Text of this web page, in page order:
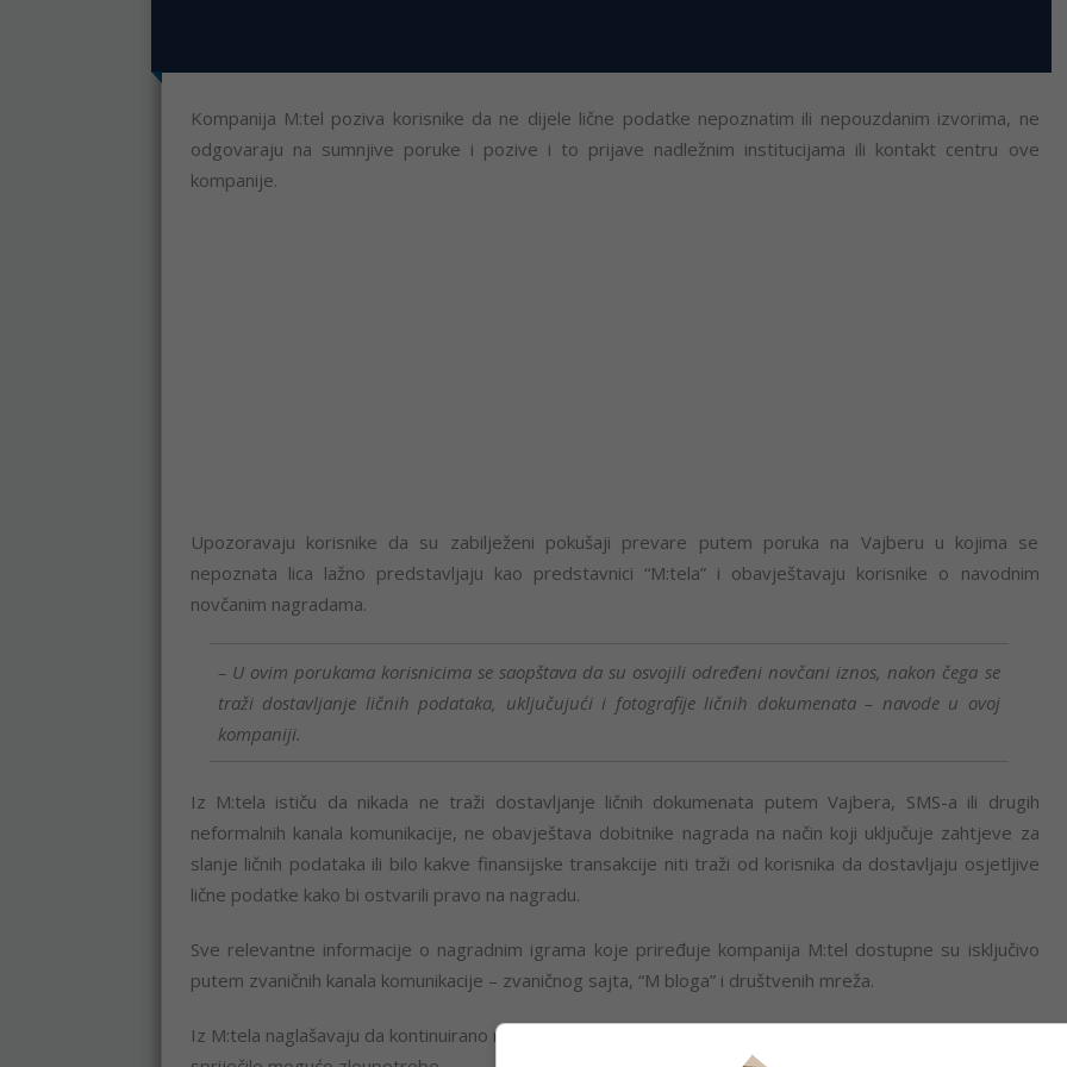
Kompanija M:tel poziva korisnike da ne dijele lične podatke nepoznatim ili nepouzdanim izvorima, ne
odgovaraju na sumnjive poruke i pozive i to prijave nadležnim institucijama ili kontakt centru ove
kompanije.
Upozoravaju korisnike da su zabilježeni pokušaji prevare putem poruka na Vajberu u kojima se
nepoznata lica lažno predstavljaju kao predstavnici “M:tela” i obavještavaju korisnike o navodnim
novčanim nagradama.
– U ovim porukama korisnicima se saopštava da su osvojili određeni novčani iznos, nakon čega se
traži dostavljanje ličnih podataka, uključujući i fotografije ličnih dokumenata – navode u ovoj
kompaniji.
Iz M:tela ističu da nikada ne traži dostavljanje ličnih dokumenata putem Vajbera, SMS-a ili drugih
neformalnih kanala komunikacije, ne obavještava dobitnike nagrada na način koji uključuje zahtjeve za
slanje ličnih podataka ili bilo kakve finansijske transakcije niti traži od korisnika da dostavljaju osjetljive
lične podatke kako bi ostvarili pravo na nagradu.
Sve relevantne informacije o nagradnim igrama koje priređuje kompanija M:tel dostupne su isključivo
putem zvaničnih kanala komunikacije – zvaničnog sajta, “M bloga” i društvenih mreža.
Iz M:tela naglašavaju da kontinuirano rade na zaštiti svojih korisnika i apeluje na dodatni oprez kako bi se